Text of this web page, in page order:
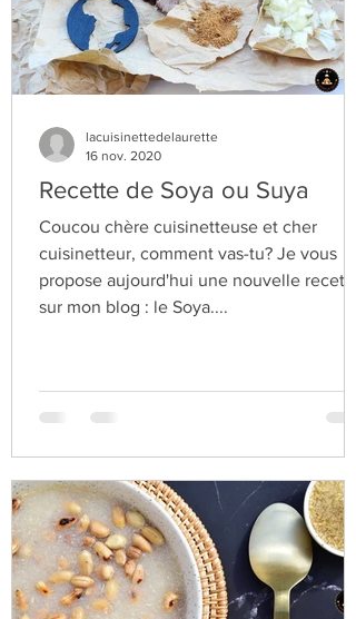
Recette de Soya ou Suya
Coucou chère cuisinetteuse et cher
cuisinetteur, comment vas-tu? Je vous
propose aujourd'hui une nouvelle recette
sur mon blog : le Soya....
lacuisinettedelaurette
16 nov. 2020